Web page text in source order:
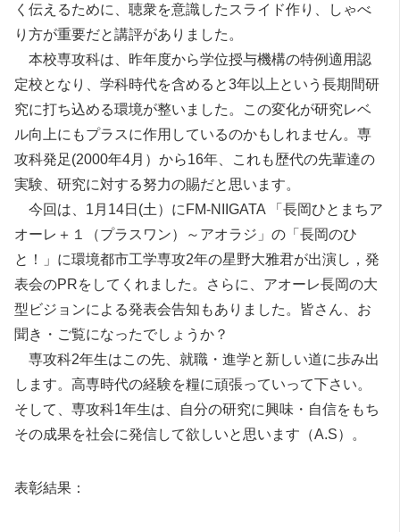
く伝えるために、聴衆を意識したスライド作り、しゃべ
り方が重要だと講評がありました。
本校専攻科は、昨年度から学位授与機構の特例適用認
定校となり、学科時代を含めると3年以上という長期間研
究に打ち込める環境が整いました。この変化が研究レベ
ル向上にもプラスに作用しているのかもしれません。専
攻科発足(2000年4月）から16年、これも歴代の先輩達の
実験、研究に対する努力の賜だと思います。
今回は、1月14日(土）にFM-NIIGATA 「長岡ひとまちア
オーレ＋１（プラスワン）～アオラジ」の「長岡のひ
と！」に環境都市工学専攻2年の星野大雅君が出演し，発
表会のPRをしてくれました。さらに、アオーレ長岡の大
型ビジョンによる発表会告知もありました。皆さん、お
聞き・ご覧になったでしょうか？
専攻科2年生はこの先、就職・進学と新しい道に歩み出
します。高専時代の経験を糧に頑張っていって下さい。
そして、専攻科1年生は、自分の研究に興味・自信をもち
その成果を社会に発信して欲しいと思います（A.S）。
表彰結果：